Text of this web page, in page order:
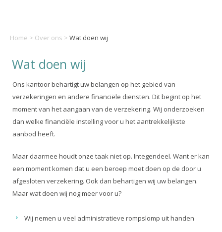
Home > Over ons > Wat doen wij
Wat doen wij
Ons kantoor behartigt uw belangen op het gebied van
verzekeringen en andere financiële diensten. Dit begint op het
moment van het aangaan van de verzekering. Wij onderzoeken
dan welke financiële instelling voor u het aantrekkelijkste
aanbod heeft.
Maar daarmee houdt onze taak niet op. Integendeel. Want er kan
een moment komen dat u een beroep moet doen op de door u
afgesloten verzekering. Ook dan behartigen wij uw belangen.
Maar wat doen wij nog meer voor u?
Wij nemen u veel administratieve rompslomp uit handen